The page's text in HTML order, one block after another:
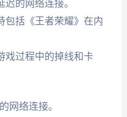
的网络连接。
包括《王者荣耀》在内
戏过程中的掉线和卡
网络连接。